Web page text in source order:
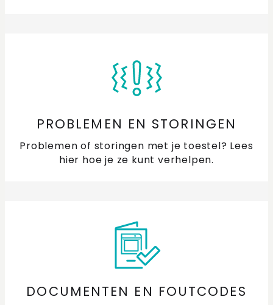
PROBLEMEN EN STORINGEN
Problemen of storingen met je toestel? Lees
hier hoe je ze kunt verhelpen.
DOCUMENTEN EN FOUTCODES